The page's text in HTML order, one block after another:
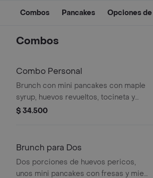
Combos Pancakes Opciones de
Combos
Combo Personal
Brunch con mini pancakes con maple
syrup, huevos revueltos, tocineta y
papas rostizadas.
$ 34.500
Brunch para Dos
Dos porciones de huevos pericos,
unos mini pancakes con fresas y miel